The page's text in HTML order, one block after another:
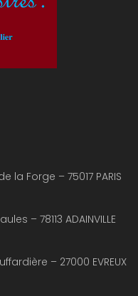
la Forge – 75017 PARIS
– 78113 ADAINVILLE
– 27000 EVREUX